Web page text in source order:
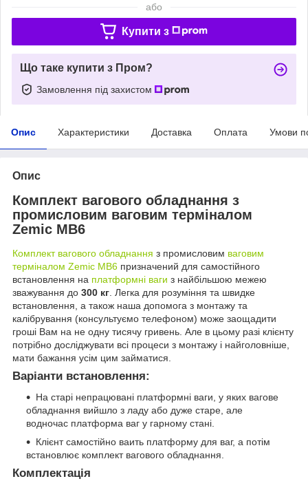
або
Купити з
Що таке купити з Пром?
Замовлення під захистом
Опис Характеристики Доставка Оплата Умови
Опис
Комплект вагового обладнання з
промисловим ваговим терміналом
Zemic MB6
Комплект вагового обладнання з промисловим ваговим
терміналом Zemic MB6 призначений для самостійного
встановлення на платформні ваги з найбільшою межею
зважування до 300 кг. Легка для розуміння та швидке
встановлення, а також наша допомога з монтажу та
калібрування (консультуємо телефоном) може заощадити
гроші Вам на не одну тисячу гривень. Але в цьому разі клієнту
потрібно досліджувати всі процеси з монтажу і найголовніше,
мати бажання усім цим займатися.
Варіанти встановлення:
На старі непрацювані платформні ваги, у яких вагове
обладнання вийшло з ладу або дуже старе, але
водночас платформа ваг у гарному стані.
Клієнт самостійно ваить платформу для ваг, а потім
встановлює комплект вагового обладнання.
Комплектація